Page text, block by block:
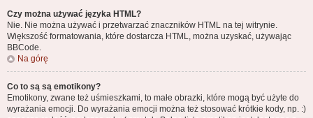
Czy można używać języka HTML?
Nie. Nie można używać i przetwarzać znaczników HTML na tej witrynie.
Większość formatowania, które dostarcza HTML, można uzyskać, używając
BBCode.
Na górę
Co to są są emotikony?
Emotikony, zwane też uśmieszkami, to małe obrazki, które mogą być użyte do
wyrażania emocji. Do wyrażania emocji można też stosować krótkie kody, np. :)